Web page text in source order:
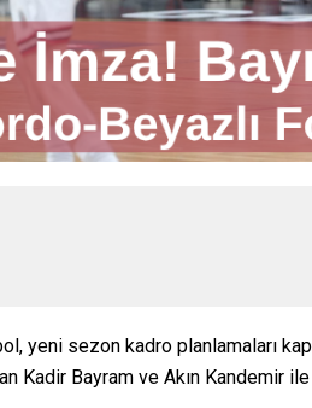
yeni sezon kadro planlamaları
Kadir Bayram ve Akın Kandemir